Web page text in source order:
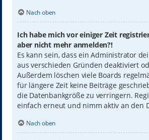
Nach oben
Ich habe mich vor einiger Zeit
aber nicht mehr anmelden?!
Es kann sein, dass ein Administrator
aus verschieden Gründen deaktiviert
Außerdem löschen viele Boards
für längere Zeit keine Beiträge
die Datenbankgröße zu verringern.
einfach erneut und nimm aktiv an den
Nach oben